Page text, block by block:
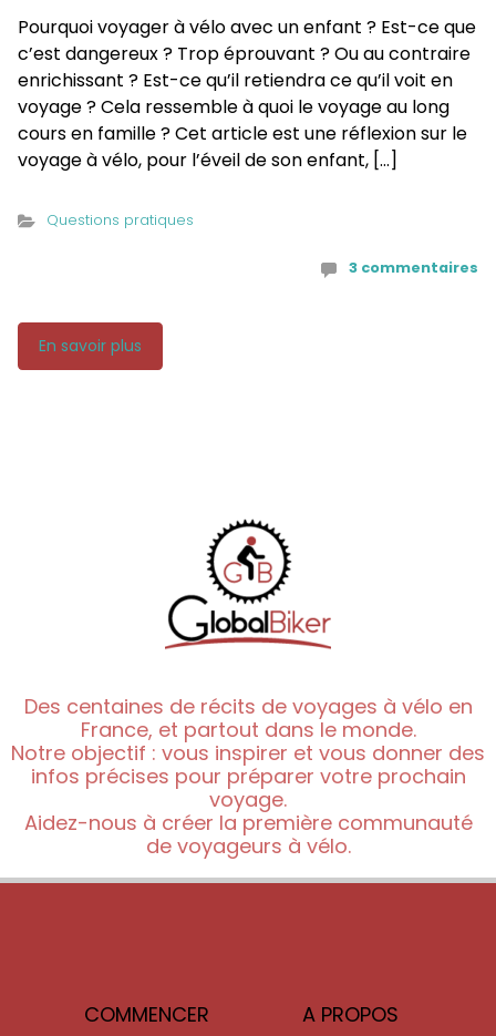
Pourquoi voyager à vélo avec un enfant ? Est-ce que
c’est dangereux ? Trop éprouvant ? Ou au contraire
enrichissant ? Est-ce qu’il retiendra ce qu’il voit en
voyage ? Cela ressemble à quoi le voyage au long
cours en famille ? Cet article est une réflexion sur le
voyage à vélo, pour l’éveil de son enfant, […]
Questions pratiques
3 commentaires
En savoir plus
Des centaines de récits de voyages à vélo en
France, et partout dans le monde.
Notre objectif : vous inspirer et vous donner des
infos précises pour préparer votre prochain
voyage.
Aidez-nous à créer la première communauté
de voyageurs à vélo.
COMMENCER A PROPOS